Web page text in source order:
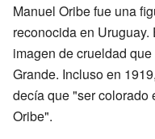
Manuel Oribe fue una
reconocida en
imagen de crueldad
Grande. Incluso en
decía que "ser colorado
Oribe".